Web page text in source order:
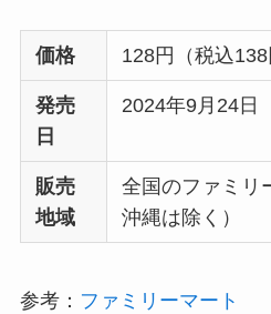
価格 128円（税込138
発売
日
2024年9月24日
販売
地域
全国のファミリ
沖縄は除く）
参考： ファミリーマート